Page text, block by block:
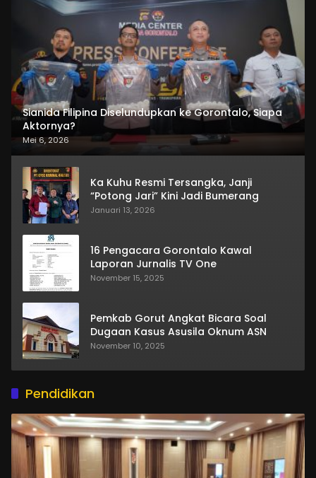
Sianida Filipina Diselundupkan ke Gorontalo, Siapa
Aktornya?
Mei 6, 2026
Ka Kuhu Resmi Tersangka, Janji
“Potong Jari” Kini Jadi Bumerang
Januari 13, 2026
16 Pengacara Gorontalo Kawal
Laporan Jurnalis TV One
November 15, 2025
Pemkab Gorut Angkat Bicara Soal
Dugaan Kasus Asusila Oknum ASN
November 10, 2025
Pendidikan